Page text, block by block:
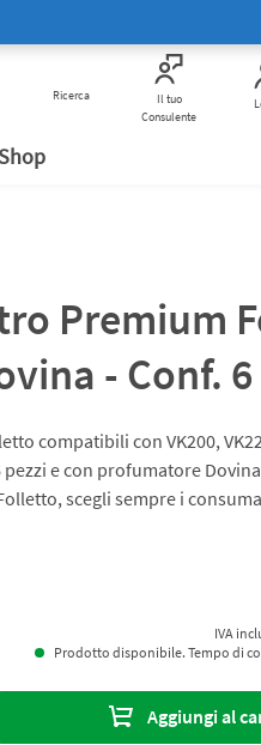
Ricerca
Il tuo
Consulente
Corsi di Cucina
Vivi Bimby
Scopri di più
Verifica anti
Premium
- Conf.
compatibili con VK200,
e con profumatore
scegli sempre i
IVA
Prodotto disponibile. Tempo di
Aggiungi al